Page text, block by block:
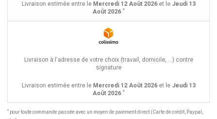
Livraison estimée entre le Mercredi 12 Août 2026et le Jeudi 13
Août 2026 *
Livraison à l'adresse de votre choix (travail, domicile, ...) contre
signature
Livraison estimée entre le Mercredi 12 Août 2026et le Jeudi 13
Août 2026 *
* pour toute commande passée avec un moyen de paiement direct (Carte de crédit, Paypal,